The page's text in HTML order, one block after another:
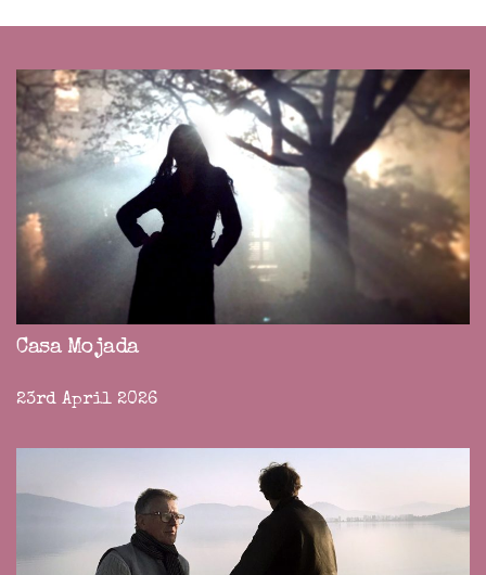
Casa Mojada
23rd April 2026